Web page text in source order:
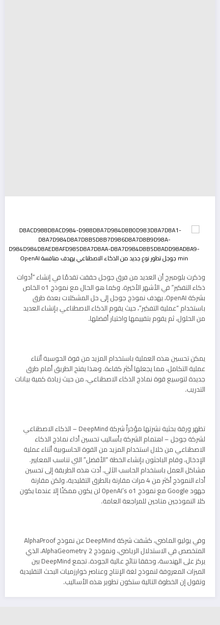
وذكرت بلومبرج أن العديد من فرق جوجل حققت تقدمًا في إنشاء “أدوات
ذكاء التفكير” في الأشهر الأخيرة. وكما هو الحال مع نموذج o1 الخاص
بشركة OpenAI، يهدف نموذج جوجل إلى حل المشكلات بعدة طرق
باستخدام “عملية التفكير”، حيث يقوم الذكاء الاصطناعي بإنشاء العديد
من الحلول، ثم يقوم بتقييمها واختيار أفضلها.
يمكن تحسين هذه العملية باستخدام المزيد من قوة الحوسبة أثناء
عملية التكامل، مما يجعلها أكثر كفاءة. وهذا يفتح الطريق أمام طرق
جديدة لتوسيع قوة نماذج الذكاء الاصطناعي، من حيث زيادة كمية بيانات
التدريب.
تظهر ورقة بحثية نشرتها مؤخراً شركة DeepMind – الذكاء الاصطناعي
لشركة جوجل – اهتمام الشركة بأساليب تحسين أداء نماذج الذكاء
الاصطناعي من خلال استخدام المزيد من القوة الحاسوبية أثناء عملية
الإدخال، وقام الباحثون بإنشاء الخطة “الأفضل” التي تناسب المعايير.
مشاكل العمل باستخدام الحاسب الآلي. أدت هذه الطريقة إلى تحسين
أداء النموذج أكثر من 4 مرات مقارنة بالطرق التقليدية، ولكن مقارنة
جهود Google مع نموذج OpenAI’s o1 لن يكون ممكنًا إلا عندما يكون
كلا النموذجين متاحين للمراجعة العامة.
وفي يوليو الماضي، كشفت شركة DeepMind عن نموذج AlphaProof
المتخصص في الاستدلال الرياضي، ونموذج AlphaGeometry 2، الذي
يركز على الهندسة، وحققا نتائج عالية الجودة. تجمع DeepMind بين
الميزات المعروفة لنموذج لغة الإنتاج وعناصر خوارزميات البحث التقليدية
وتقول إن الخطوة التالية ستكون تطوير هذه الأساليب.